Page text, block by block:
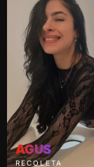
AGUS
RECOLETA